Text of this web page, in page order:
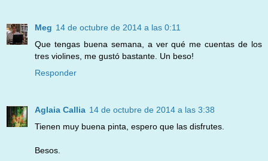
Meg 14 de octubre de 2014 a las 0:11
Que tengas buena semana, a ver qué me cuentas de los
tres violines, me gustó bastante. Un beso!
Responder
Aglaia Callia 14 de octubre de 2014 a las 3:38
Tienen muy buena pinta, espero que las disfrutes.
Besos.